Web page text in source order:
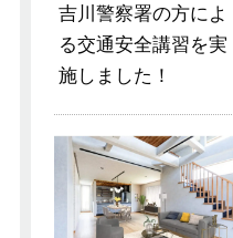
吉川警察署の方によ
る交通安全講習を実
施しました！